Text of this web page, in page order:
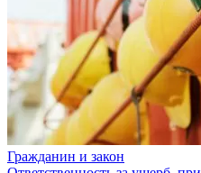
Гражданин и закон